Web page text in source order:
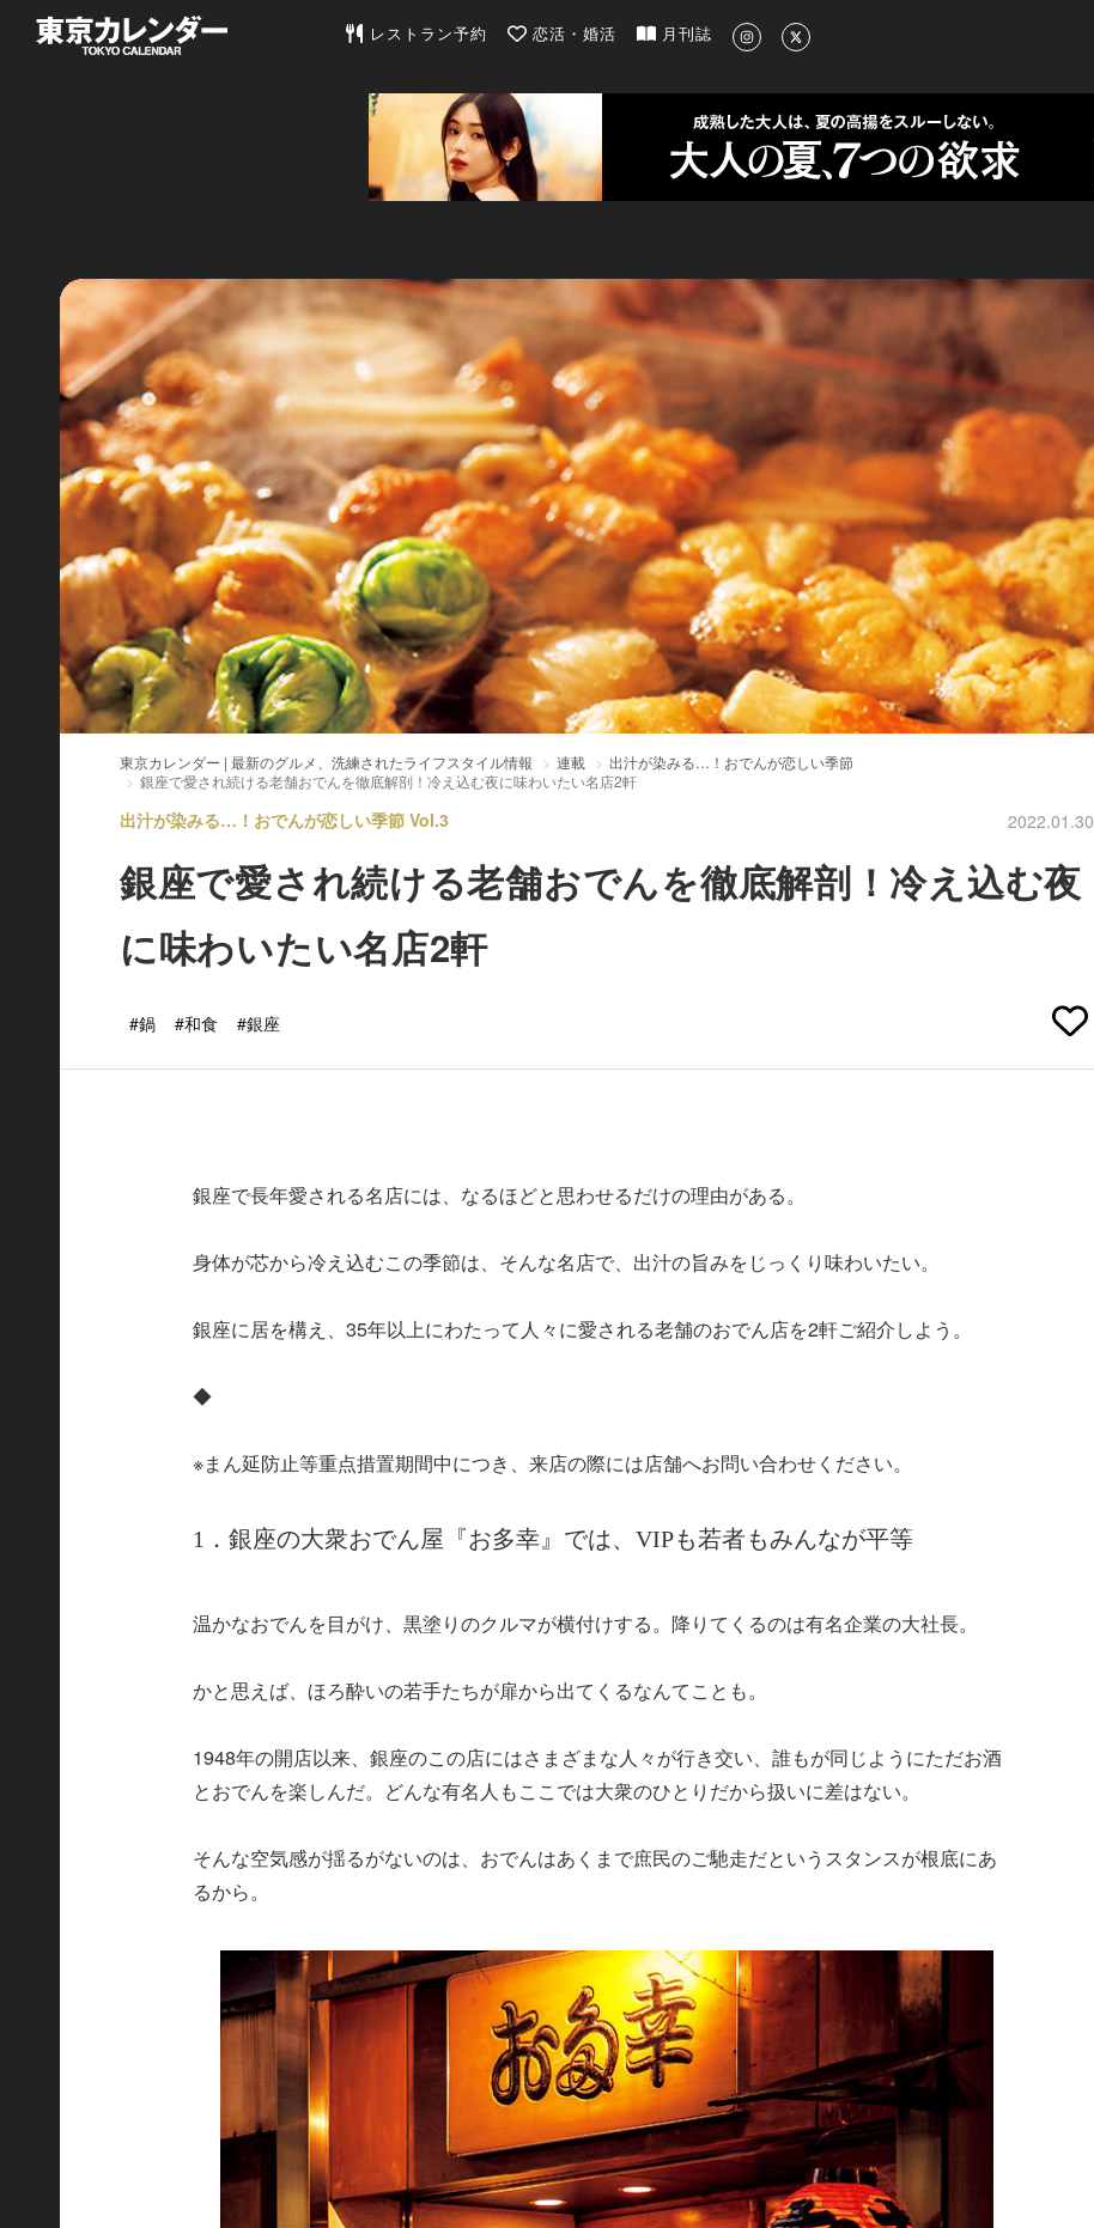
東京カレンダー | 最新のグルメ、洗練されたライフスタイル情報
レストラン予約 恋活・婚活 月刊誌
東京カレンダー | 最新のグルメ、洗練されたライフスタイル情報 連載
出汁が染みる…！おでんが恋しい季節
銀座で愛され続ける老舗おでんを徹底解剖！冷え込む夜に味わいたい名店2軒
出汁が染みる…！おでんが恋しい季節 Vol.3 2022.01.30
銀座で愛され続ける老舗おでんを徹底解剖！冷え込む夜
に味わいたい名店2軒
#鍋 #和食 #銀座
銀座で長年愛される名店には、なるほどと思わせるだけの理由がある。
身体が芯から冷え込むこの季節は、そんな名店で、出汁の旨みをじっくり味わいたい。
銀座に居を構え、35年以上にわたって人々に愛される老舗のおでん店を2軒ご紹介しよう。
◆
※まん延防止等重点措置期間中につき、来店の際には店舗へお問い合わせください。
1．銀座の大衆おでん屋『お多幸』では、VIPも若者もみんなが平等
温かなおでんを目がけ、黒塗りのクルマが横付けする。降りてくるのは有名企業の大社長。
かと思えば、ほろ酔いの若手たちが扉から出てくるなんてことも。
1948年の開店以来、銀座のこの店にはさまざまな人々が行き交い、誰もが同じようにただお酒
とおでんを楽しんだ。どんな有名人もここでは大衆のひとりだから扱いに差はない。
そんな空気感が揺るがないのは、おでんはあくまで庶民のご馳走だというスタンスが根底にあ
るから。